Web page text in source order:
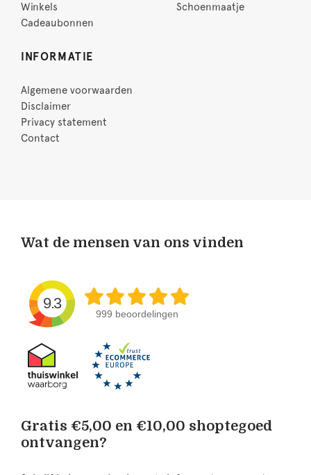
Winkels
Cadeaubonnen
Schoenmaatje
INFORMATIE
Algemene voorwaarden
Disclaimer
Privacy statement
Contact
Wat de mensen van ons vinden
9.3
999 beoordelingen
Gratis €5,00 en €10,00 shoptegoed
ontvangen?